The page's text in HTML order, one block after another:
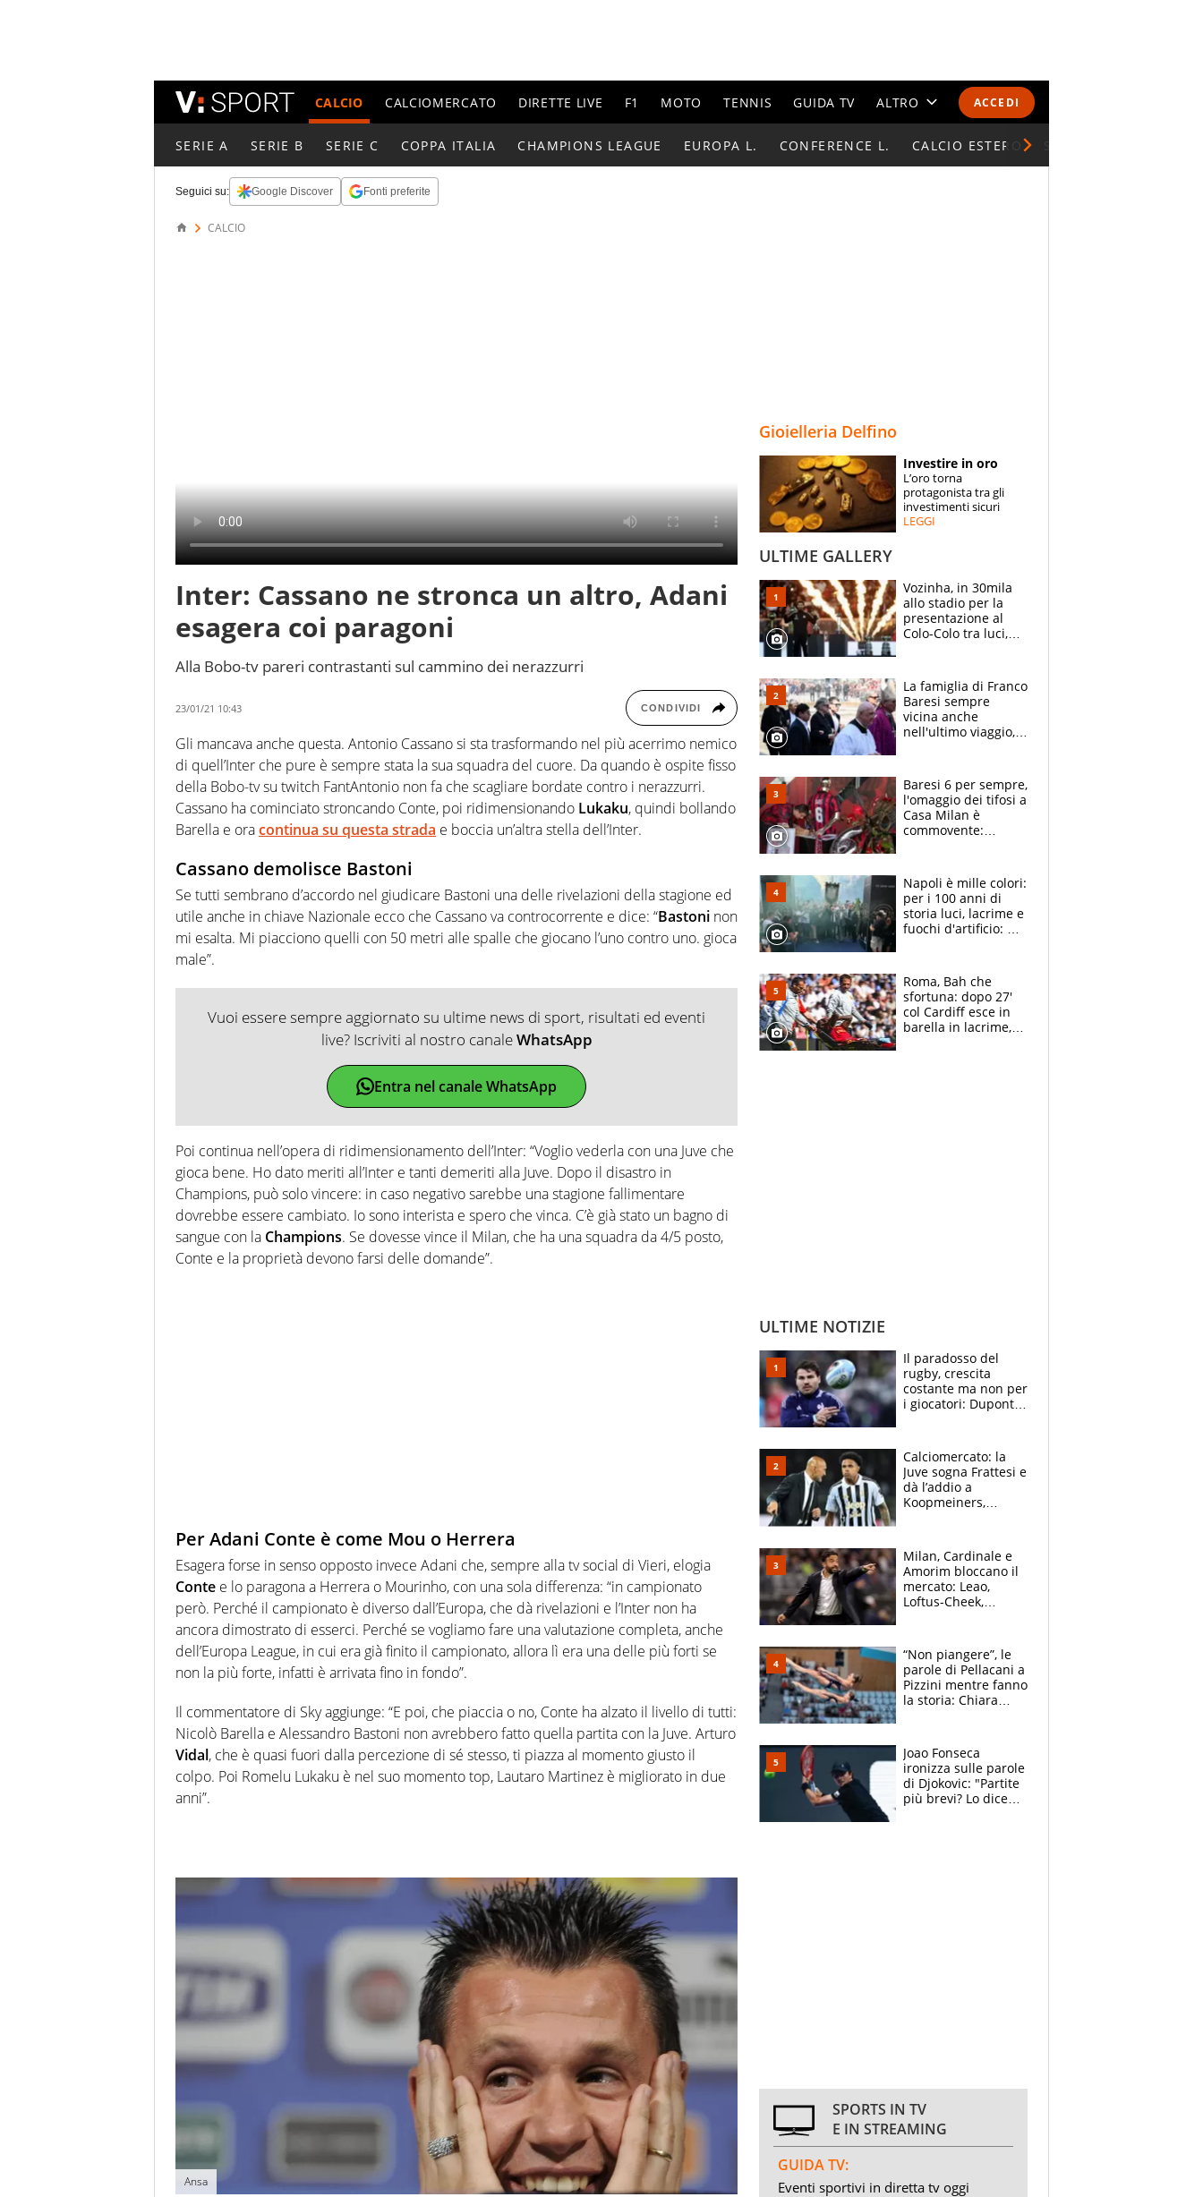
ACCEDI
CALCIO CALCIOMERCATO DIRETTE LIVE F1 MOTO TENNIS GUIDA TV ALTRO
CALENDARI E CLASSIFICHE
ESPERTI
CONTATTI
SERIE A SERIE B SERIE C COPPA ITALIA CHAMPIONS LEAGUE EUROPA L. CONFERENCE L. CALCIO ESTERO
Seguici su: Google Discover Fonti preferite
CALCIO
Inter: Cassano ne stronca un altro, Adani
esagera coi paragoni
Alla Bobo-tv pareri contrastanti sul cammino dei nerazzurri
23/01/21 10:43 CONDIVIDI
Gli mancava anche questa. Antonio Cassano si sta trasformando nel più acerrimo nemico
di quell’Inter che pure è sempre stata la sua squadra del cuore. Da quando è ospite fisso
della Bobo-tv su twitch FantAntonio non fa che scagliare bordate contro i nerazzurri.
Cassano ha cominciato stroncando Conte, poi ridimensionando Lukaku, quindi bollando
Barella e oracontinua su questa strada e boccia un’altra stella dell’Inter.
Cassano demolisce Bastoni
Se tutti sembrano d’accordo nel giudicare Bastoni una delle rivelazioni della stagione ed
utile anche in chiave Nazionale ecco che Cassano va controcorrente e dice: “Bastoni non
mi esalta. Mi piacciono quelli con 50 metri alle spalle che giocano l’uno contro uno. gioca
male”.
Vuoi essere sempre aggiornato su ultime news di sport, risultati ed eventi
live? Iscriviti al nostro canaleWhatsApp
Entra nel canale WhatsApp
Poi continua nell’opera di ridimensionamento dell’Inter: “Voglio vederla con una Juve che
gioca bene. Ho dato meriti all’Inter e tanti demeriti alla Juve. Dopo il disastro in
Champions, può solo vincere: in caso negativo sarebbe una stagione fallimentare
dovrebbe essere cambiato. Io sono interista e spero che vinca. C’è già stato un bagno di
sangue con la Champions. Se dovesse vince il Milan, che ha una squadra da 4/5 posto,
Conte e la proprietà devono farsi delle domande”.
Per Adani Conte è come Mou o Herrera
Esagera forse in senso opposto invece Adani che, sempre alla tv social di Vieri, elogia
Conte e lo paragona a Herrera o Mourinho, con una sola differenza: “in campionato
però. Perché il campionato è diverso dall’Europa, che dà rivelazioni e l’Inter non ha
ancora dimostrato di esserci. Perché se vogliamo fare una valutazione completa, anche
dell’Europa League, in cui era già finito il campionato, allora lì era una delle più forti se
non la più forte, infatti è arrivata fino in fondo”.
Il commentatore di Sky aggiunge: “E poi, che piaccia o no, Conte ha alzato il livello di tutti:
Nicolò Barella e Alessandro Bastoni non avrebbero fatto quella partita con la Juve. Arturo
Vidal, che è quasi fuori dalla percezione di sé stesso, ti piazza al momento giusto il
colpo. Poi Romelu Lukaku è nel suo momento top, Lautaro Martinez è migliorato in due
anni”.
Ansa
Gioielleria Delfino
Investire in oro
L’oro torna
protagonista tra gli
investimenti sicuri
LEGGI
ULTIME GALLERY
Vozinha, in 30mila
allo stadio per la
presentazione al
Colo-Colo tra luci,
La famiglia di Franco
Baresi sempre
vicina anche
nell'ultimo viaggio,
circondati
dall'affetto dei tifosi
Baresi 6 per sempre,
l'omaggio dei tifosi a
Casa Milan è
commovente:
bigliettini
Napoli è mille colori:
per i 100 anni di
storia luci, lacrime e
fuochi d'artificio: De
Roma, Bah che
sfortuna: dopo 27'
col Cardiff esce in
barella in lacrime,
ULTIME NOTIZIE
Il paradosso del
rugby, crescita
costante ma non per
i giocatori: Dupont
solo 1,4 milioni
all'anno
Calciomercato: la
Juve sogna Frattesi e
dà l’addio a
Koopmeiners,
scatenata
Milan, Cardinale e
Amorim bloccano il
mercato: Leao,
Loftus-Cheek,
Soulè e Osorio nel
mirino
“Non piangere”, le
parole di Pellacani a
Pizzini mentre fanno
la storia: Chiara
Joao Fonseca
ironizza sulle parole
di Djokovic: "Partite
più brevi? Lo dice
SPORTS IN TV
E IN STREAMING
GUIDA TV:
Eventi sportivi in diretta tv oggi